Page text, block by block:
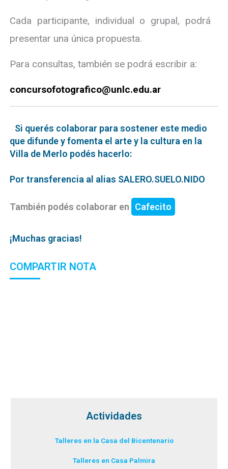
Cada participante, individual o grupal, podrá
presentar una única propuesta.
Para consultas, también se podrá escribir a:
concursofotografico@unlc.edu.ar
Si querés colaborar para sostener este medio
que difunde y fomenta el arte y la cultura en la
Villa de Merlo podés hacerlo:
Por transferencia al alias SALERO.SUELO.NIDO
También podés colaborar en Cafecito
¡Muchas gracias!
COMPARTIR NOTA
Actividades
Talleres en la Casa del Bicentenario
Talleres en Casa Palmira